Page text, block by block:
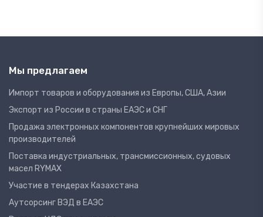
Мы предлагаем
Импорт товаров и оборудования из Европы, США, Азии
Экспорт из России в страны ЕАЭС и СНГ
Продажа электронных компонентов крупнейших мировых
производителей
Поставка индустриальных, трансмиссионных, судовых
масел RYMAX
Участие в тендерах Казахстана
Аутсорсинг ВЭД в ЕАЭС